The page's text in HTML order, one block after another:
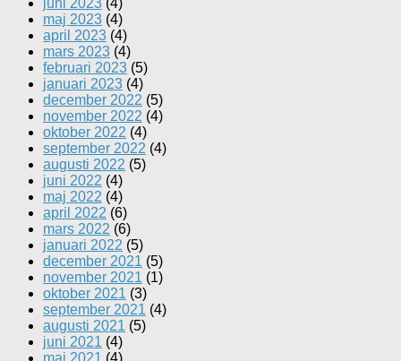
juni 2023 (4)
maj 2023 (4)
april 2023 (4)
mars 2023 (4)
februari 2023 (5)
januari 2023 (4)
december 2022 (5)
november 2022 (4)
oktober 2022 (4)
september 2022 (4)
augusti 2022 (5)
juni 2022 (4)
maj 2022 (4)
april 2022 (6)
mars 2022 (6)
januari 2022 (5)
december 2021 (5)
november 2021 (1)
oktober 2021 (3)
september 2021 (4)
augusti 2021 (5)
juni 2021 (4)
maj 2021 (4)